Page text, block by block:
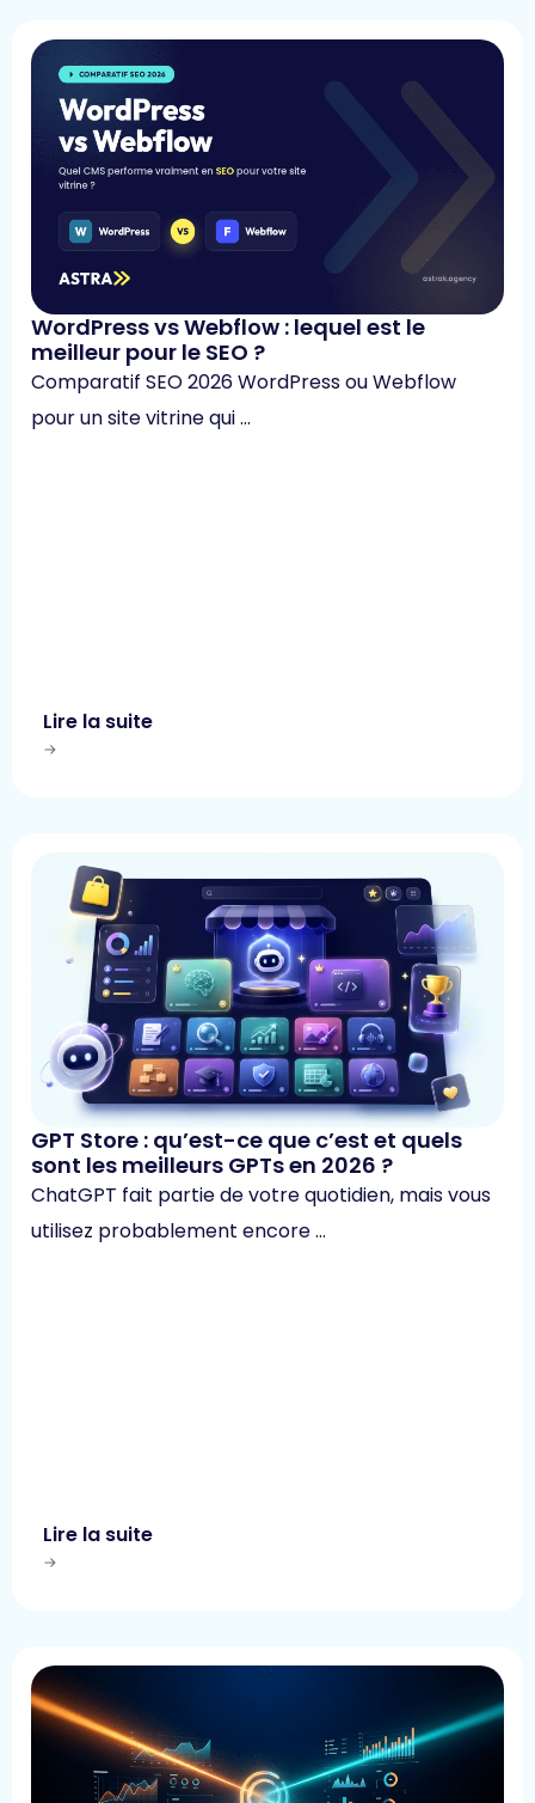
WordPress vs Webflow : lequel est le
meilleur pour le SEO ?
Comparatif SEO 2026 WordPress ou Webflow
pour un site vitrine qui …
Lire la suite
GPT Store : qu’est-ce que c’est et quels
sont les meilleurs GPTs en 2026 ?
ChatGPT fait partie de votre quotidien, mais vous
utilisez probablement encore …
Lire la suite